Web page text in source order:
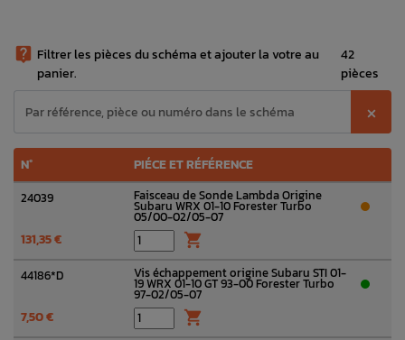
 Filtrer les pièces du schéma et ajouter la votre au
panier.
42
pièces
⨉
N° PIÉCE ET RÉFÉRENCE
24039 Faisceau de Sonde Lambda Origine
Subaru WRX 01-10 Forester Turbo
05/00-02/05-07
131,35 € 
44186*D Vis échappement origine Subaru STI 01-
19 WRX 01-10 GT 93-00 Forester Turbo
97-02/05-07
7,50 € 